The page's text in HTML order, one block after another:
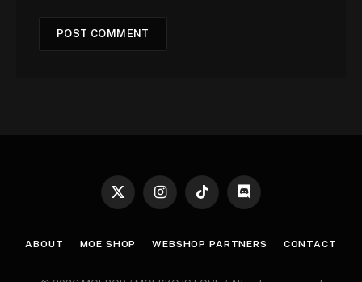
X
InstagramTikTok Discord
ABOUT MOE SHOP WEBSHOP PARTNERS CONTACT